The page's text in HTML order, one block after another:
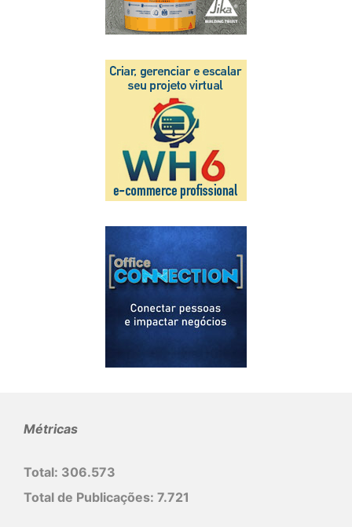
Métricas
Total: 306.573
Total de Publicações: 7.721